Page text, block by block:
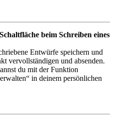
beim Schreiben eines
Entwürfe speichern und
vervollständigen und absenden.
du mit der Funktion
in deinem persönlichen